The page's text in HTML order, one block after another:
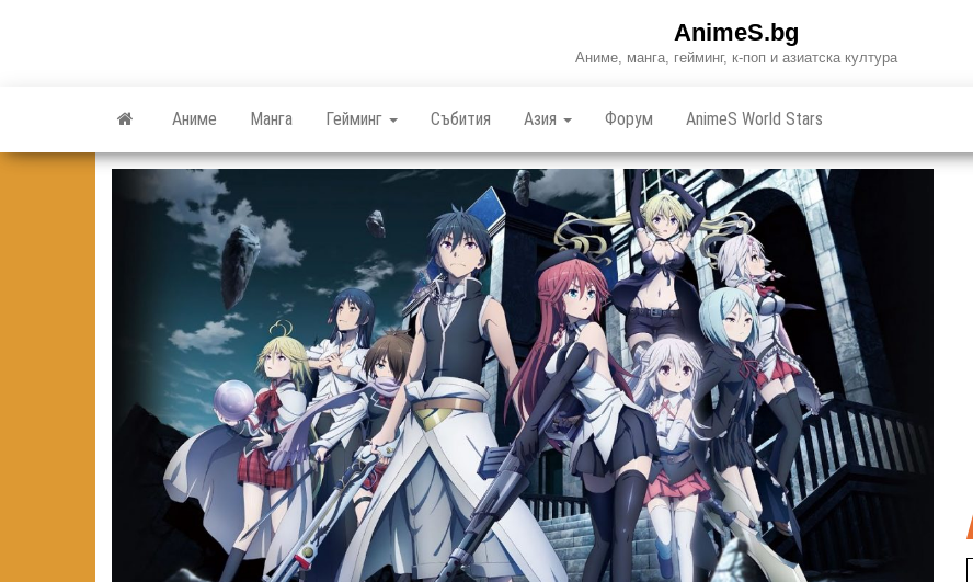
AnimeS.bg
Аниме, манга, гейминг, к-поп и азиатска култура
Аниме Манга Гейминг Събития Азия Форум AnimeS World Stars